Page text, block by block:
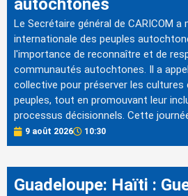
autochtones
Le Secrétaire général de CARICOM a
internationale des peuples
l'importance de reconnaître et de
communautés autochtones. Il a
collective pour préserver les
peuples, tout en promouvant leur
processus décisionnels. Cette
9 août 2026 10:30
Guadeloupe: Haïti :